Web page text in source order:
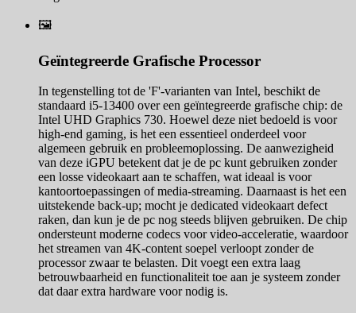
🖼️
Geïntegreerde Grafische Processor
In tegenstelling tot de 'F'-varianten van Intel, beschikt de
standaard i5-13400 over een geïntegreerde grafische chip: de
Intel UHD Graphics 730. Hoewel deze niet bedoeld is voor
high-end gaming, is het een essentieel onderdeel voor
algemeen gebruik en probleemoplossing. De aanwezigheid
van deze iGPU betekent dat je de pc kunt gebruiken zonder
een losse videokaart aan te schaffen, wat ideaal is voor
kantoortoepassingen of media-streaming. Daarnaast is het een
uitstekende back-up; mocht je dedicated videokaart defect
raken, dan kun je de pc nog steeds blijven gebruiken. De chip
ondersteunt moderne codecs voor video-acceleratie, waardoor
het streamen van 4K-content soepel verloopt zonder de
processor zwaar te belasten. Dit voegt een extra laag
betrouwbaarheid en functionaliteit toe aan je systeem zonder
dat daar extra hardware voor nodig is.